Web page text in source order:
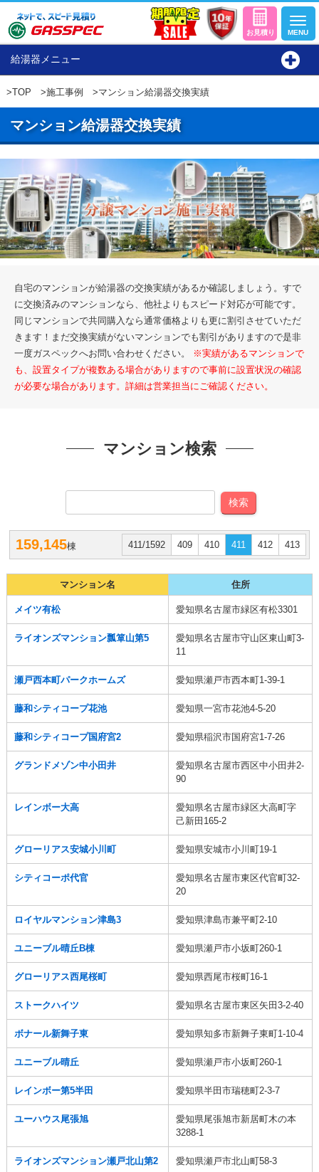
給湯器メニュー
>TOP >施工事例 >マンション給湯器交換実績
マンション給湯器交換実績
自宅のマンションが給湯器の交換実績があるか確認しましょう。すで
に交換済みのマンションなら、他社よりもスピード対応が可能です。
同じマンションで共同購入なら通常価格よりも更に割引させていただ
きます！まだ交換実績がないマンションでも割引がありますので是非
一度ガスペックへお問い合わせください。
※実績があるマンションで
も、設置タイプが複数ある場合がありますので事前に設置状況の確認
が必要な場合があります。詳細は営業担当にご確認ください。
マンション検索
検索
159,145棟 411/1592 409 410 411 412 413
マンション名 住所
メイツ有松 愛知県名古屋市緑区有松3301
ライオンズマンション瓢箪山第5
愛知県名古屋市守山区東山町3-
11
瀬戸西本町パークホームズ 愛知県瀬戸市西本町1-39-1
藤和シティコープ花池 愛知県一宮市花池4-5-20
藤和シティコープ国府宮2 愛知県稲沢市国府宮1-7-26
グランドメゾン中小田井
愛知県名古屋市西区中小田井2-
90
レインボー大高
愛知県名古屋市緑区大高町字
己新田165-2
グローリアス安城小川町 愛知県安城市小川町19-1
シティコーポ代官
愛知県名古屋市東区代官町32-
20
ロイヤルマンション津島3 愛知県津島市兼平町2-10
ユニーブル晴丘B棟 愛知県瀬戸市小坂町260-1
グローリアス西尾桜町 愛知県西尾市桜町16-1
ストークハイツ 愛知県名古屋市東区矢田3-2-40
ボナール新舞子東 愛知県知多市新舞子東町1-10-4
ユニーブル晴丘 愛知県瀬戸市小坂町260-1
レインボー第5半田 愛知県半田市瑞穂町2-3-7
ユーハウス尾張旭
愛知県尾張旭市新居町木の本
3288-1
ライオンズマンション瀬戸北山第2 愛知県瀬戸市北山町58-3